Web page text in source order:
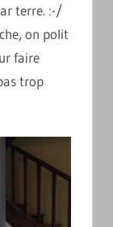
terre. :-/
on polit
faire
trop